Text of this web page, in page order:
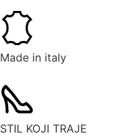
Made in italy
STIL KOJI TRAJE